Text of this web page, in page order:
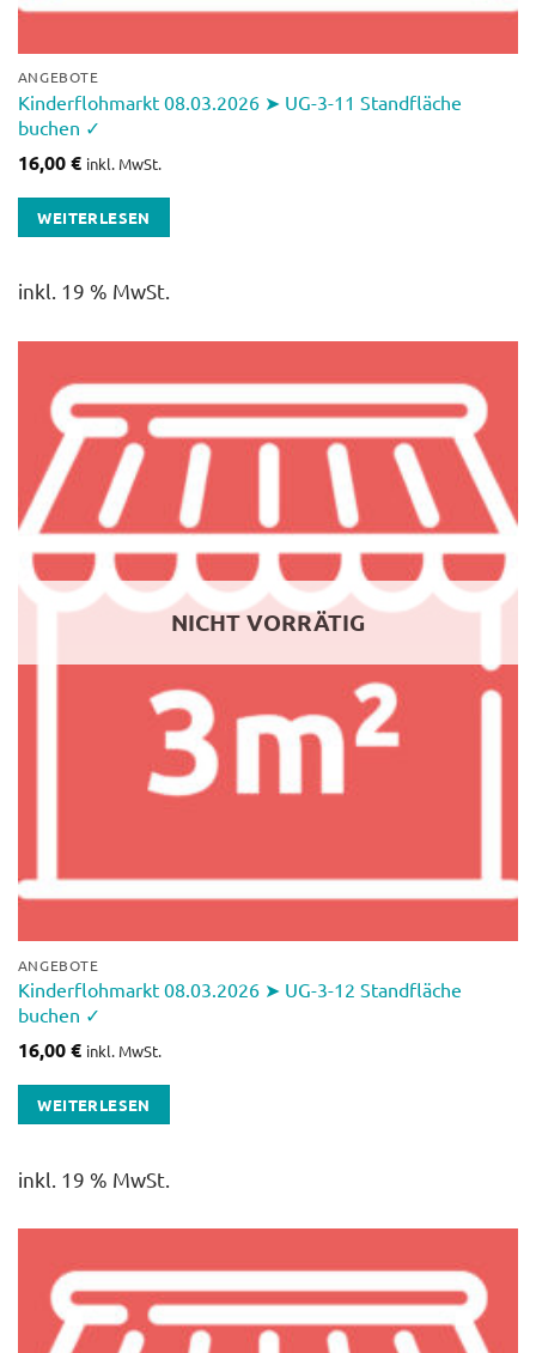
ANGEBOTE
Kinderflohmarkt 08.03.2026 ➤ UG-3-11 Standfläche
buchen ✓
16,00€ inkl. MwSt.
WEITERLESEN
inkl. 19 % MwSt.
NICHT VORRÄTIG
ANGEBOTE
Kinderflohmarkt 08.03.2026 ➤ UG-3-12 Standfläche
buchen ✓
16,00€ inkl. MwSt.
WEITERLESEN
inkl. 19 % MwSt.